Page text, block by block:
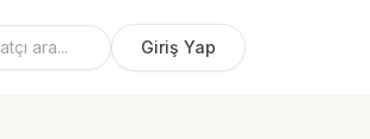
Giriş Yap